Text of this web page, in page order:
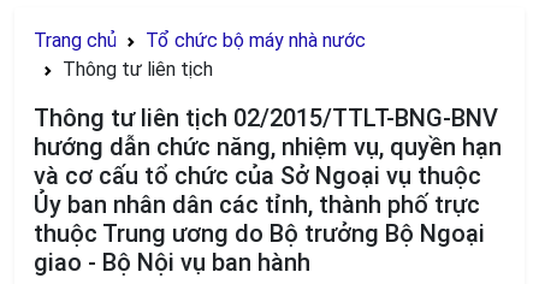
Trang chủ
Tổ chức bộ máy nhà nước
Thông tư liên tịch
Thông tư liên tịch 02/2015/TTLT-BNG-BNV
hướng dẫn chức năng, nhiệm vụ, quyền hạn
và cơ cấu tổ chức của Sở Ngoại vụ thuộc
Ủy ban nhân dân các tỉnh, thành phố trực
thuộc Trung ương do Bộ trưởng Bộ Ngoại
giao - Bộ Nội vụ ban hành